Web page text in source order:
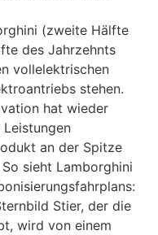
(zweite Hälfte
des Jahrzehnts
vollelektrischen
stehen.
hat wieder
an der Spitze
sieht Lamborghini
Stier, der die
wird von einem